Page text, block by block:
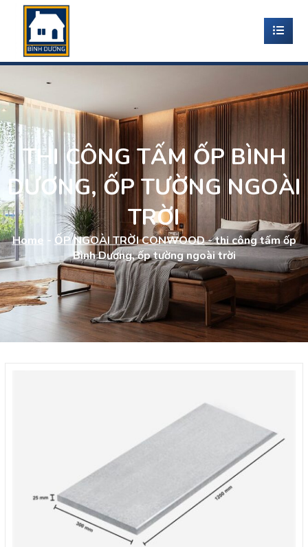
THI CÔNG TẤM ỐP BÌNH
DƯƠNG, ỐP TƯỜNG NGOÀI
TRỜI
Home - ỐP NGOÀI TRỜI CONWOOD-thi công tấm ốp
Bình Dương, ốp tường ngoài trời